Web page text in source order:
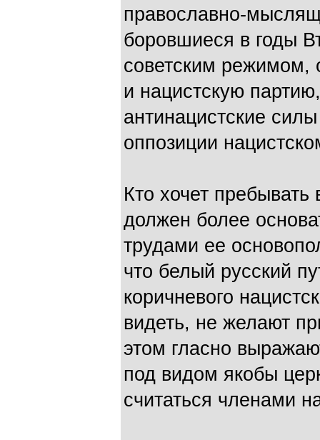
православно-
боровшиеся в годы
советским режимом,
и нацистскую
антинацистские
оппозиции
Кто хочет
должен более
трудами ее
что белый русский
коричневого
видеть, не желают
этом гласно
под видом якобы
считаться членами